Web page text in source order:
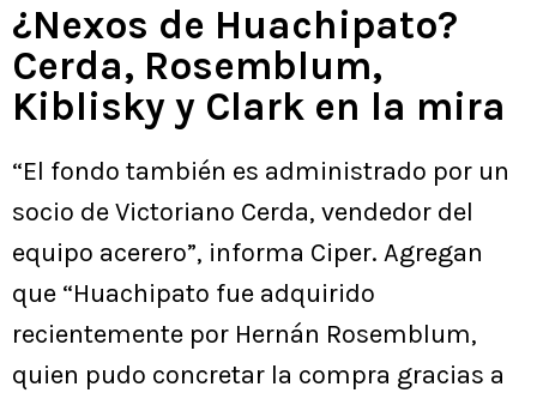
¿Nexos de Huachipato?
Cerda, Rosemblum,
Kiblisky y Clark en la mira
“El fondo también es administrado por un
socio de Victoriano Cerda, vendedor del
equipo acerero”, informa Ciper. Agregan
que “Huachipato fue adquirido
recientemente por Hernán Rosemblum,
quien pudo concretar la compra gracias a